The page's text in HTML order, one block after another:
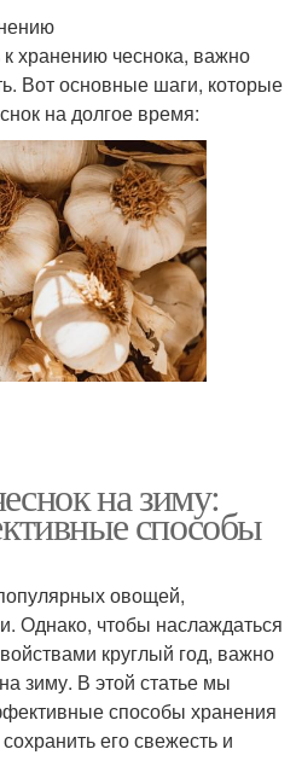
хранению чеснока, важно
Вот основные шаги, которые
на долгое время:
на зиму:
способы
овощей,
Однако, чтобы наслаждаться
круглый год, важно
зиму. В этой статье мы
способы хранения
его свежесть и